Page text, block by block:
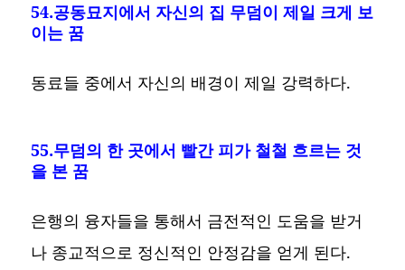
54.공동묘지에서 자신의 집 무덤이 제일 크게 보
이는 꿈
동료들 중에서 자신의 배경이 제일 강력하다.
55.무덤의 한 곳에서 빨간 피가 철철 흐르는 것
을 본 꿈
은행의 융자들을 통해서 금전적인 도움을 받거
나 종교적으로 정신적인 안정감을 얻게 된다.